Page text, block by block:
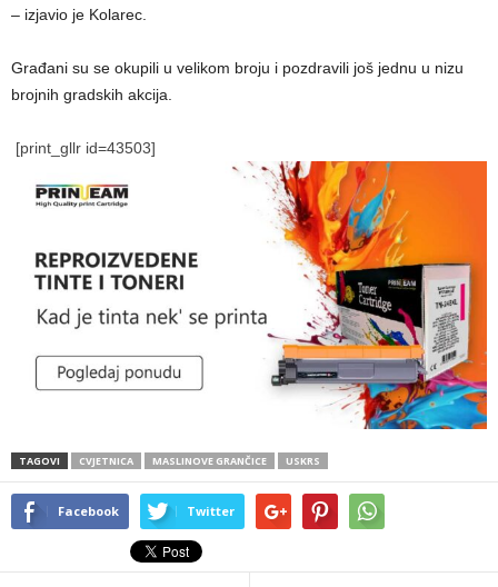
– izjavio je Kolarec.
Građani su se okupili u velikom broju i pozdravili još jednu u nizu
brojnih gradskih akcija.
[print_gllr id=43503]
TAGOVI CVJETNICA MASLINOVE GRANČICE USKRS
Facebook Twitter